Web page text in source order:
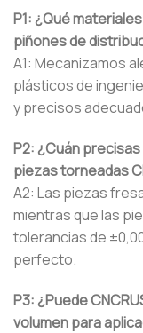
P1: ¿Qué
piñones de
A1: Mecanizamos
plásticos de
y precisos
P2: ¿Cuán
piezas torneadas
A2: Las piezas
mientras que las
tolerancias de
perfecto.
P3: ¿Puede
volumen para